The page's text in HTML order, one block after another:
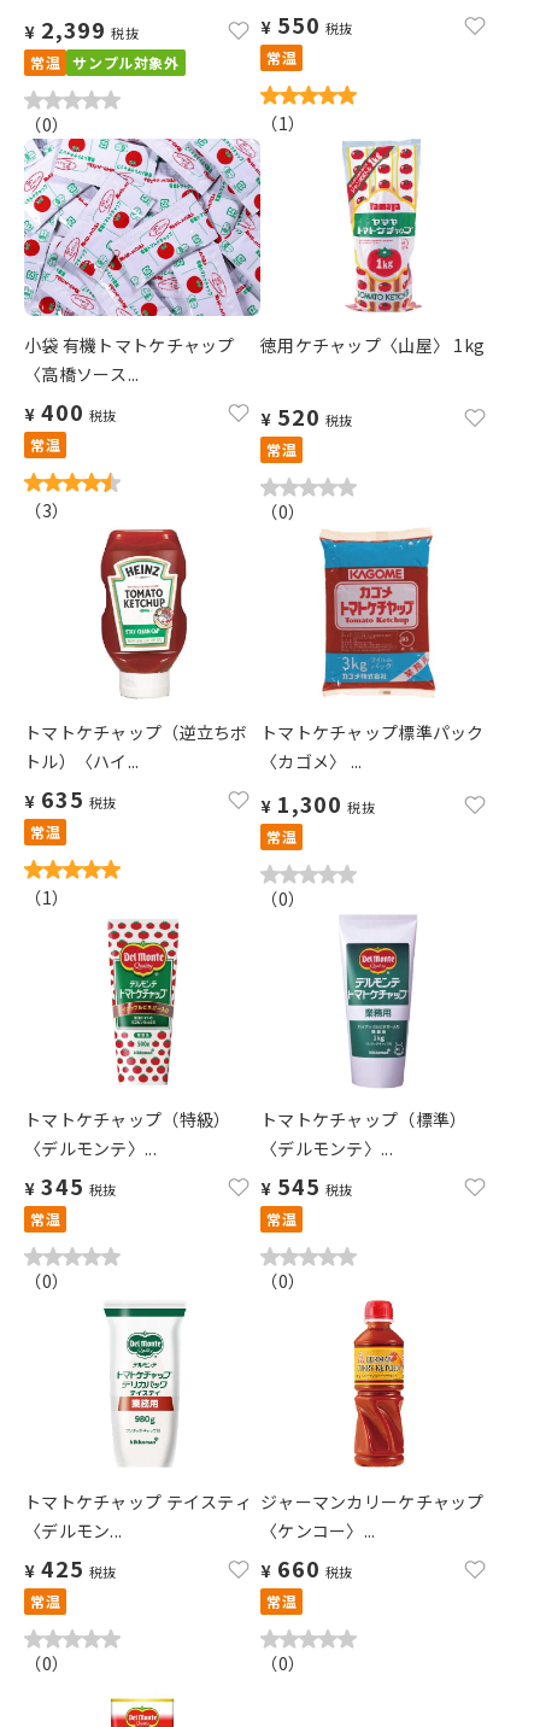
¥ 2,399 税抜
常温 サンプル対象外
（0）
¥ 550 税抜
常温
（1）
小袋 有機トマトケチャップ
〈高橋ソース...
¥ 400 税抜
常温
（3）
徳用ケチャップ〈山屋〉 1kg
¥ 520 税抜
常温
（0）
トマトケチャップ（逆立ちボ
トル）〈ハイ...
¥ 635 税抜
常温
（1）
トマトケチャップ標準パック
〈カゴメ〉 ...
¥ 1,300 税抜
常温
（0）
トマトケチャップ（特級）
〈デルモンテ〉...
¥ 345 税抜
常温
（0）
トマトケチャップ（標準）
〈デルモンテ〉...
¥ 545 税抜
常温
（0）
トマトケチャップ テイスティ
〈デルモン...
¥ 425 税抜
常温
（0）
ジャーマンカリーケチャップ
〈ケンコー〉...
¥ 660 税抜
常温
（0）